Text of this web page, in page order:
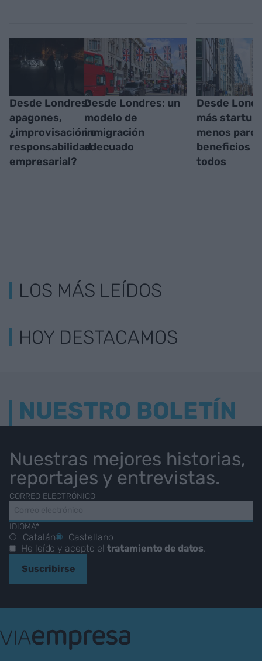
Desde Londres:
apagones,
¿improvisación o
responsabilidad
empresarial?
Desde Londres: un
modelo de
inmigración
adecuado
Desde
más
menos paro
beneficios
todos
LOS MÁS LEÍDOS
HOY DESTACAMOS
NUESTRO BOLETÍN
Nuestras mejores historias,
reportajes y entrevistas.
CORREO ELECTRÓNICO
IDIOMA*
Catalán
Castellano
He leído y acepto el tratamiento de datos.
Suscribirse